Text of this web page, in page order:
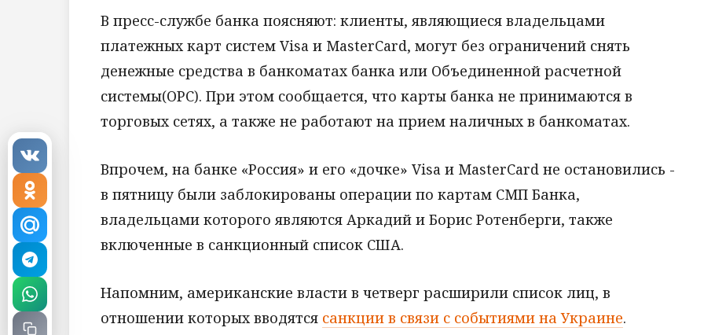
В пресс-службе банка поясняют: клиенты, являющиеся владельцами
платежных карт систем Visa и MasterCard, могут без ограничений снять
денежные средства в банкоматах банка или Объединенной расчетной
системы(ОРС). При этом сообщается, что карты банка не принимаются в
торговых сетях, а также не работают на прием наличных в банкоматах.
Впрочем, на банке «Россия» и его «дочке» Visa и MasterCard не остановились -
в пятницу были заблокированы операции по картам СМП Банка,
владельцами которого являются Аркадий и Борис Ротенберги, также
включенные в санкционный список США.
Напомним, американские власти в четверг расширили список лиц, в
отношении которых вводятся санкции в связи с событиями на Украине.